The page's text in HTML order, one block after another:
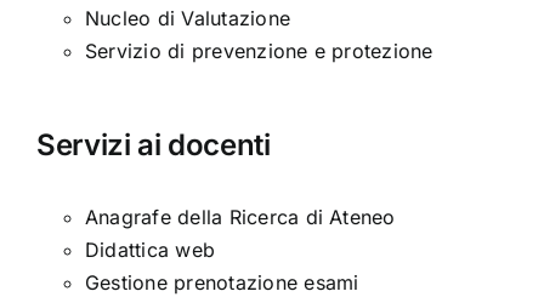
Nucleo di Valutazione
Servizio di prevenzione e protezione
Servizi ai docenti
Anagrafe della Ricerca di Ateneo
Didattica web
Gestione prenotazione esami